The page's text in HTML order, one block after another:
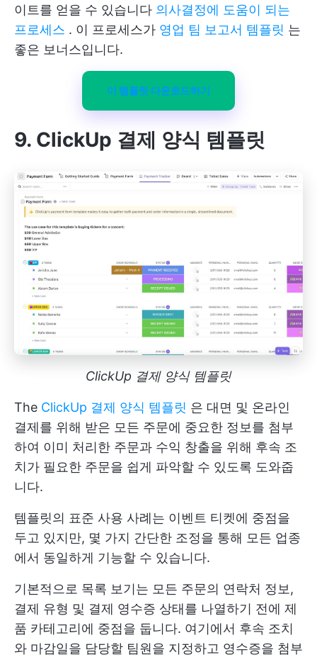
이트를 얻을 수 있습니다 의사결정에 도움이 되는
프로세스 . 이 프로세스가 영업 팀 보고서 템플릿 는
좋은 보너스입니다.
이 템플릿 다운로드하기
9. ClickUp 결제 양식 템플릿
ClickUp 결제 양식 템플릿
The ClickUp 결제 양식 템플릿 은 대면 및 온라인
결제를 위해 받은 모든 주문에 중요한 정보를 첨부
하여 이미 처리한 주문과 수익 창출을 위해 후속 조
치가 필요한 주문을 쉽게 파악할 수 있도록 도와줍
니다.
템플릿의 표준 사용 사례는 이벤트 티켓에 중점을
두고 있지만, 몇 가지 간단한 조정을 통해 모든 업종
에서 동일하게 기능할 수 있습니다.
기본적으로 목록 보기는 모든 주문의 연락처 정보,
결제 유형 및 결제 영수증 상태를 나열하기 전에 제
품 카테고리에 중점을 둡니다. 여기에서 후속 조치
와 마감일을 담당할 팀원을 지정하고 영수증을 첨부